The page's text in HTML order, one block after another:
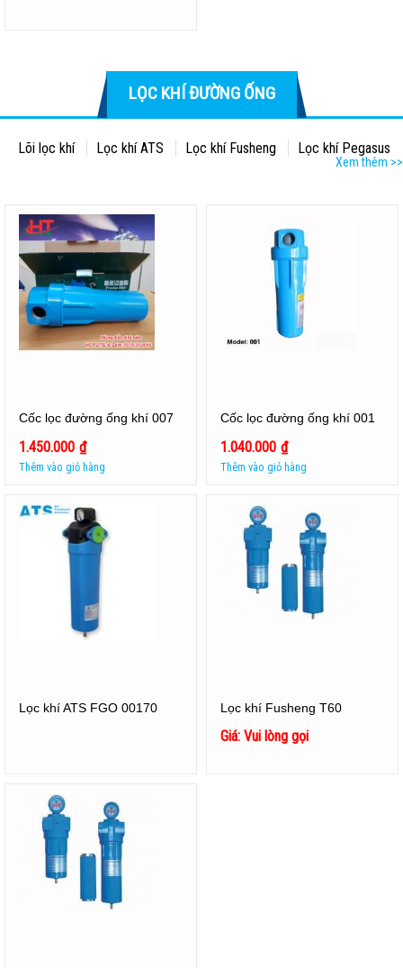
LỌC KHÍ ĐƯỜNG ỐNG
Lõi lọc khí Lọc khí ATS Lọc khí Fusheng Lọc khí Pegasus
Xem thêm >>
Cốc lọc đường ống khí 007
1.450.000 ₫
Thêm vào giỏ hàng
Cốc lọc đường ống khí 001
1.040.000 ₫
Thêm vào giỏ hàng
Lọc khí ATS FGO 00170 Lọc khí Fusheng T60
Giá: Vui lòng gọi